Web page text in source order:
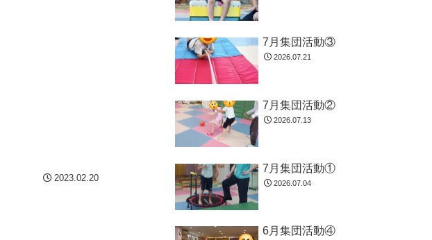
2023.02.20
7月集団活動③
2026.07.21
7月集団活動②
2026.07.13
7月集団活動①
2026.07.04
6月集団活動④